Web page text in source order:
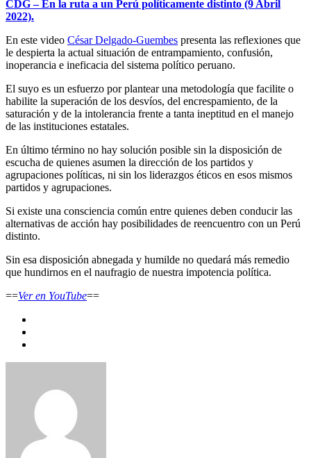
CDG – En la ruta a un Perú políticamente distinto (9 Abril
2022).
En este video César Delgado-Guembes presenta las reflexiones que
le despierta la actual situación de entrampamiento, confusión,
inoperancia e ineficacia del sistema político peruano.
El suyo es un esfuerzo por plantear una metodología que facilite o
habilite la superación de los desvíos, del encrespamiento, de la
saturación y de la intolerancia frente a tanta ineptitud en el manejo
de las instituciones estatales.
En último término no hay solución posible sin la disposición de
escucha de quienes asumen la dirección de los partidos y
agrupaciones políticas, ni sin los liderazgos éticos en esos mismos
partidos y agrupaciones.
Si existe una consciencia común entre quienes deben conducir las
alternativas de acción hay posibilidades de reencuentro con un Perú
distinto.
Sin esa disposición abnegada y humilde no quedará más remedio
que hundirnos en el naufragio de nuestra impotencia política.
==Ver en YouTube==